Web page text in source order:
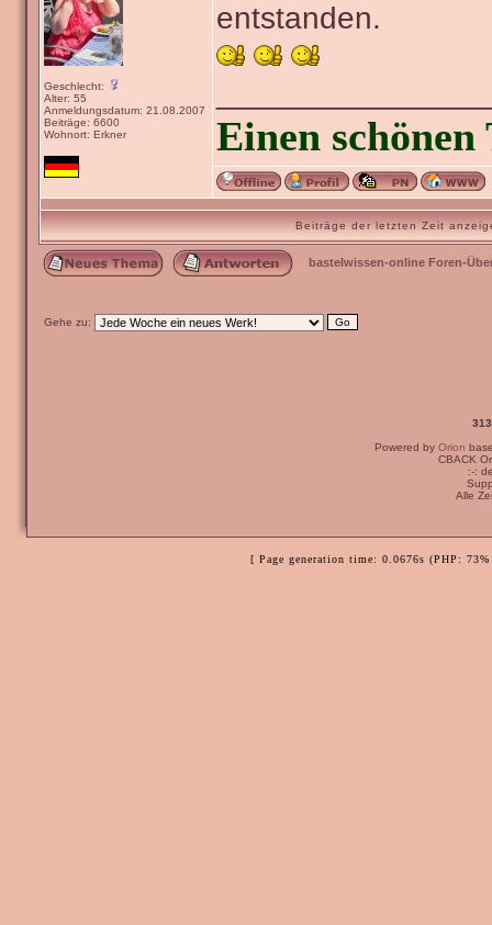
Geschlecht:
Alter: 55
Anmeldungsdatum: 21.08.2007
Beiträge: 6600
Wohnort: Erkner
entstanden.
Einen
Beiträge der letzten Zeit
bastelwissen-online Foren-
Gehe zu:
Powered by Orion
CBACK
:-:
Alle
[ Page generation time: 0.0676s (PHP: